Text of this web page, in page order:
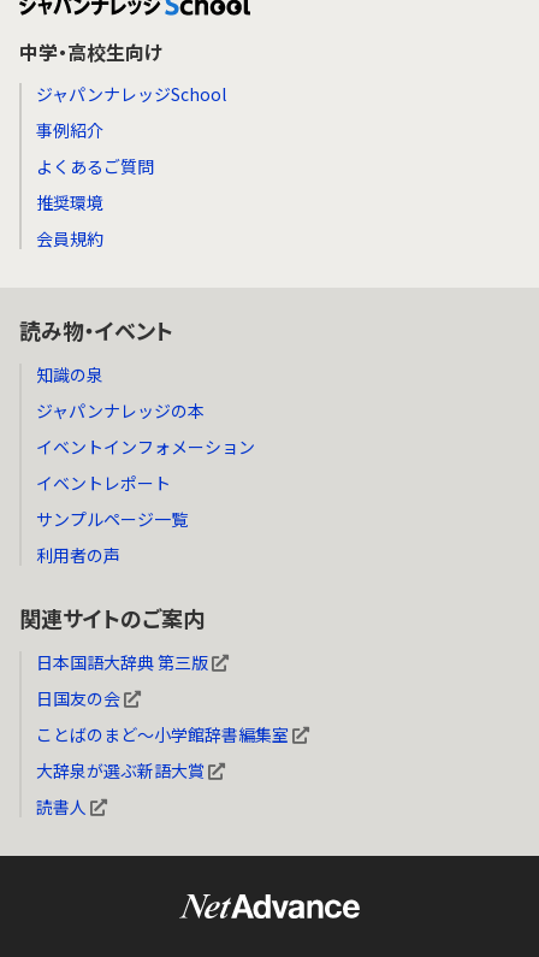
中学・高校生向け
ジャパンナレッジSchool
事例紹介
よくあるご質問
推奨環境
会員規約
読み物・イベント
知識の泉
ジャパンナレッジの本
イベントインフォメーション
イベントレポート
サンプルページ一覧
利用者の声
関連サイトのご案内
日本国語大辞典 第三版
日国友の会
ことばのまど～小学館辞書編集室
大辞泉が選ぶ新語大賞
読書人